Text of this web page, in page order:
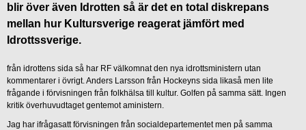
blir över även Idrotten så är det en total diskrepans
mellan hur Kultursverige reagerat jämfört med
Idrottssverige.
från idrottens sida så har RF välkomnat den nya idrottsministern utan
kommentarer i övrigt. Anders Larsson från Hockeyns sida likaså men lite
frågande i förvisningen från folkhälsa till kultur. Golfen på samma sätt. Ingen
kritik överhuvudtaget gentemot aministern.
Jag har ifrågasatt förvisningen från socialdepartementet men på samma